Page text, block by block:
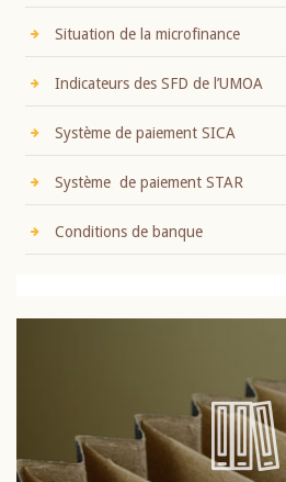
Situation de la microfinance
Indicateurs des SFD de l’UMOA
Système de paiement SICA
Système de paiement STAR
Conditions de banque